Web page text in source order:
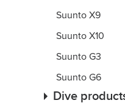
Suunto X9
Suunto X10
Suunto G3
Suunto G6
Dive